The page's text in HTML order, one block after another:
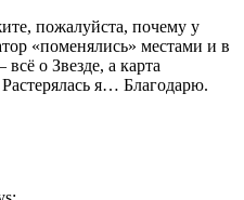
пожалуйста, почему у
«поменялись» местами и в
о Звезде, а карта
я… Благодарю.